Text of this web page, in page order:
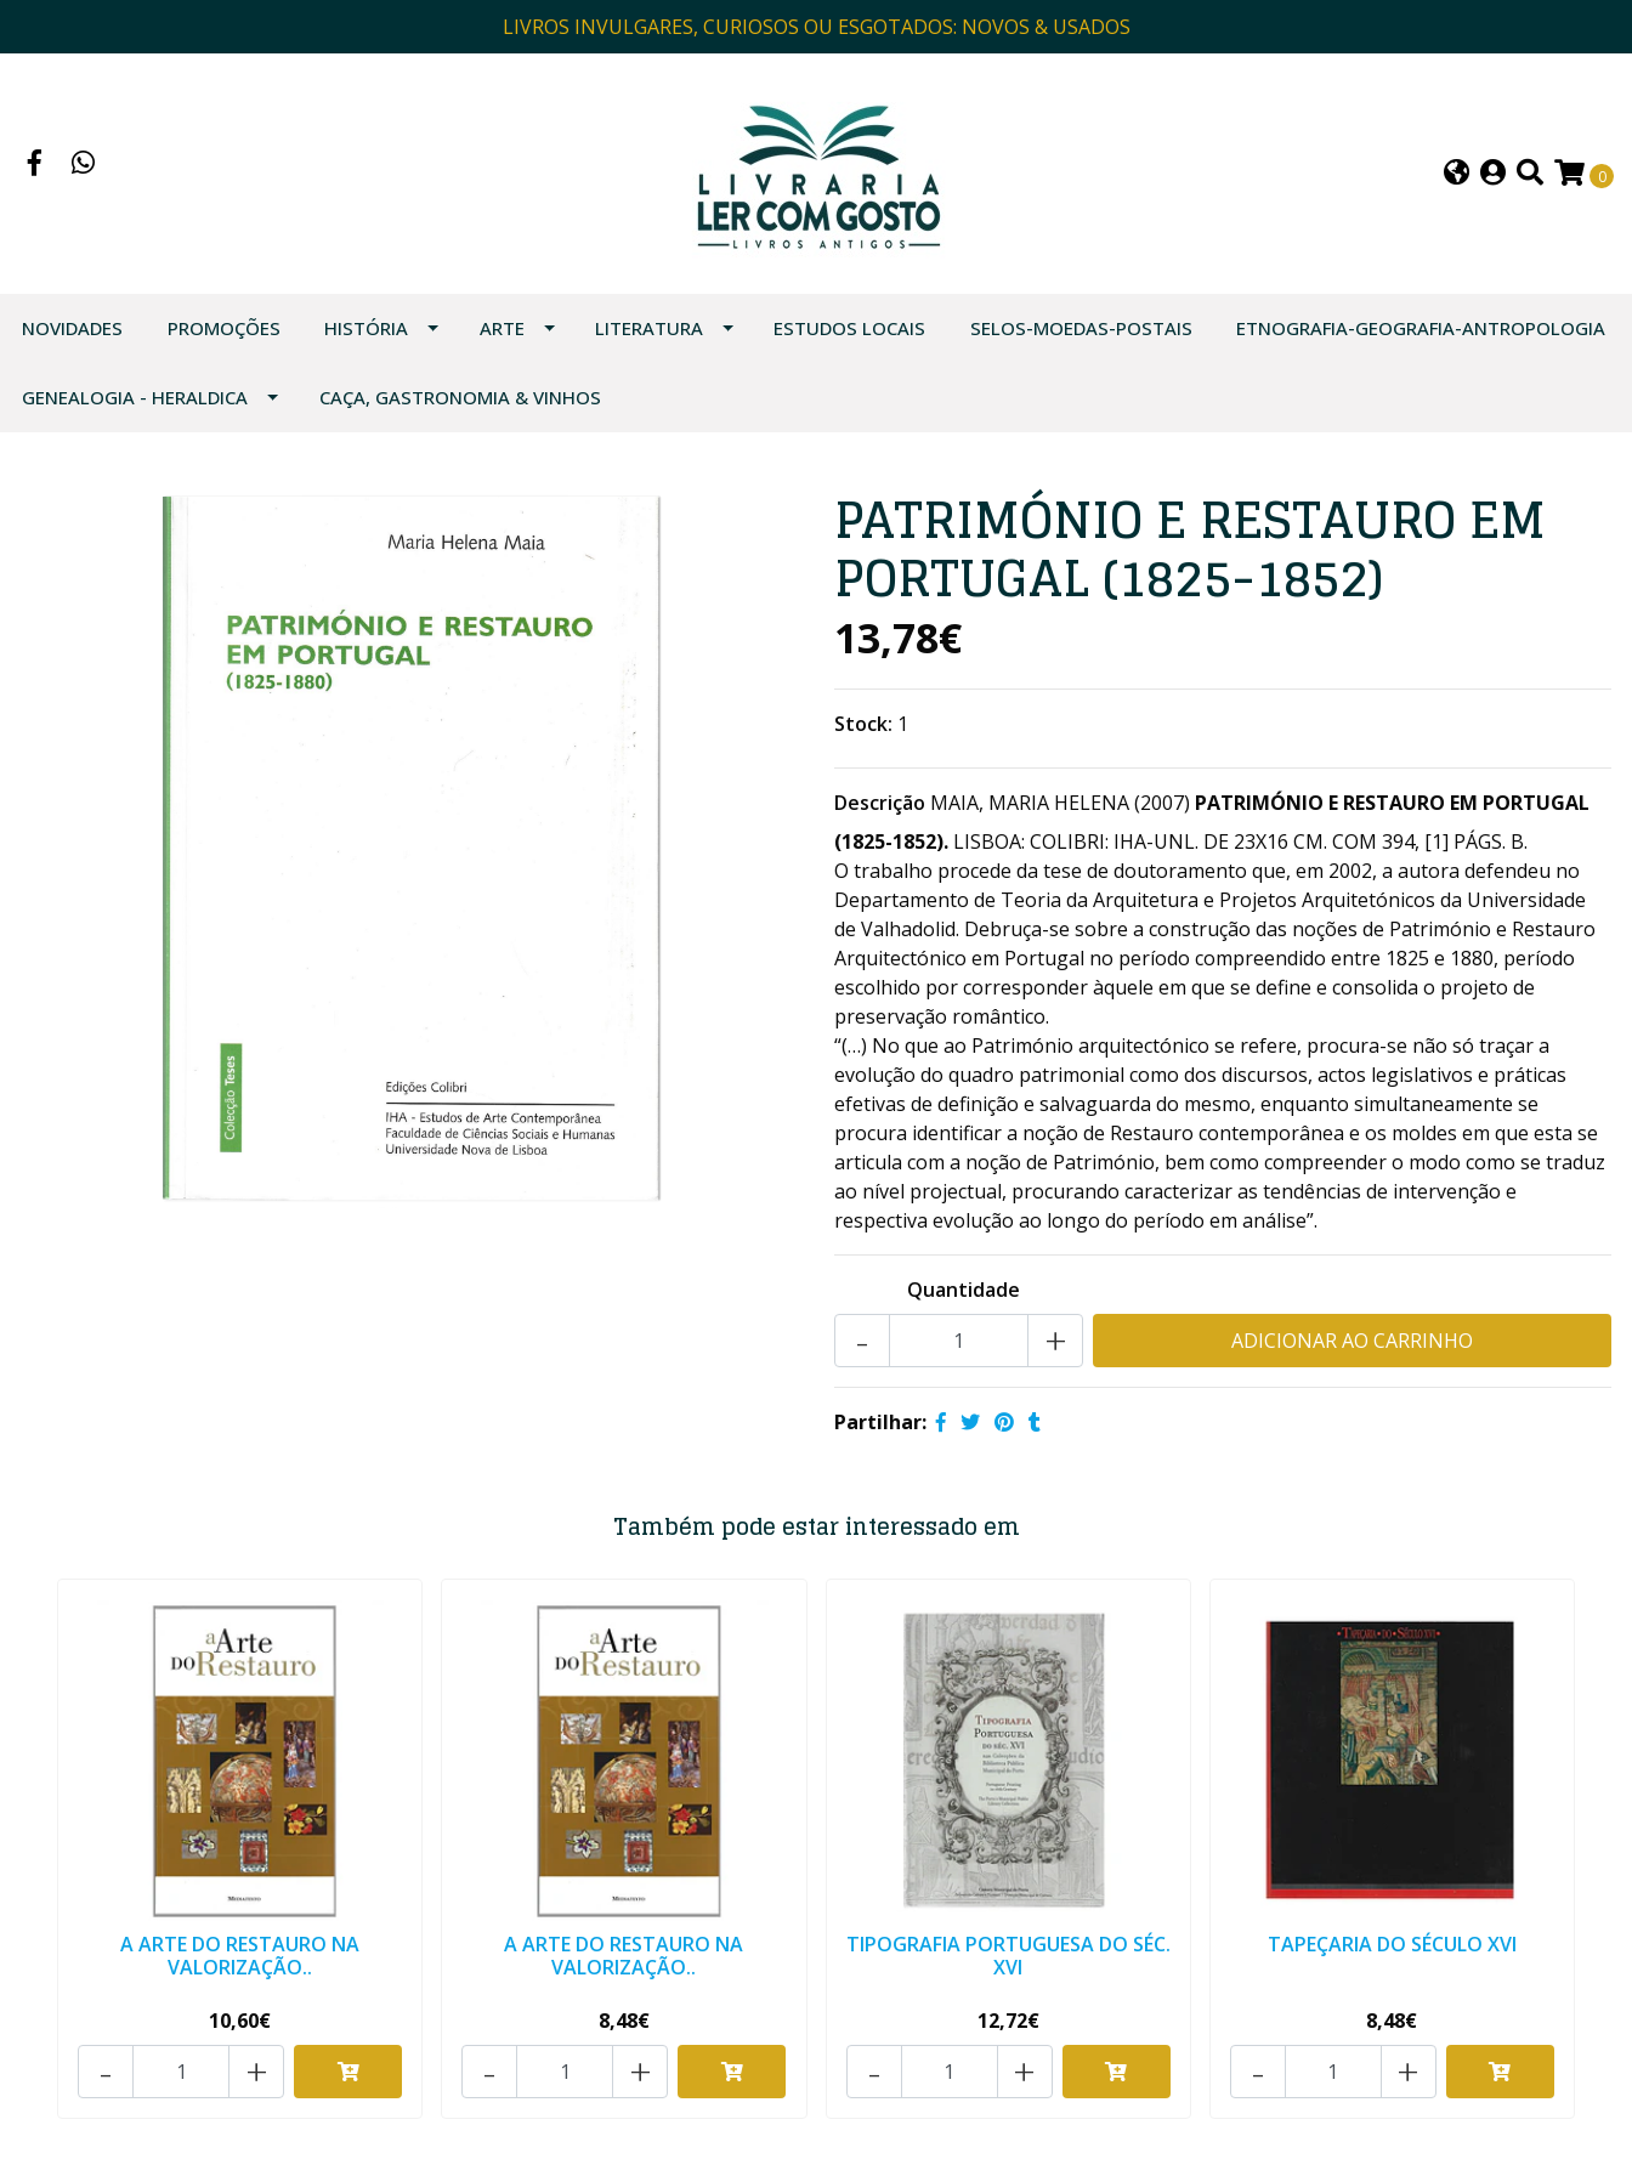
LIVROS INVULGARES, CURIOSOS OU ESGOTADOS: NOVOS & USADOS
0
NOVIDADES PROMOÇÕES HISTÓRIA ARTE LITERATURA ESTUDOS LOCAIS SELOS-MOEDAS-POSTAIS ETNOGRAFIA-GEOGRAFIA-ANTROPOLOGIA
GENEALOGIA - HERALDICA CAÇA, GASTRONOMIA & VINHOS
PATRIMÓNIO E RESTAURO EM
PORTUGAL (1825-1852)
13,78€
Stock: 1
Descrição MAIA, MARIA HELENA (2007) PATRIMÓNIO E RESTAURO EM PORTUGAL
(1825-1852). LISBOA: COLIBRI: IHA-UNL. DE 23X16 CM. COM 394, [1] PÁGS. B.
O trabalho procede da tese de doutoramento que, em 2002, a autora defendeu no
Departamento de Teoria da Arquitetura e Projetos Arquitetónicos da Universidade
de Valhadolid. Debruça-se sobre a construção das noções de Património e Restauro
Arquitectónico em Portugal no período compreendido entre 1825 e 1880, período
escolhido por corresponder àquele em que se define e consolida o projeto de
preservação romântico.
“(…) No que ao Património arquitectónico se refere, procura-se não só traçar a
evolução do quadro patrimonial como dos discursos, actos legislativos e práticas
efetivas de definição e salvaguarda do mesmo, enquanto simultaneamente se
procura identificar a noção de Restauro contemporânea e os moldes em que esta se
articula com a noção de Património, bem como compreender o modo como se traduz
ao nível projectual, procurando caracterizar as tendências de intervenção e
respectiva evolução ao longo do período em análise”.
Quantidade
+
-
Partilhar:
Também pode estar interessado em
A ARTE DO RESTAURO NA
VALORIZAÇÃO..
10,60€
+
-
A ARTE DO RESTAURO NA
VALORIZAÇÃO..
8,48€
+
-
TIPOGRAFIA PORTUGUESA DO SÉC.
XVI
12,72€
+
-
TAPEÇARIA DO SÉCULO XVI
8,48€
+
-